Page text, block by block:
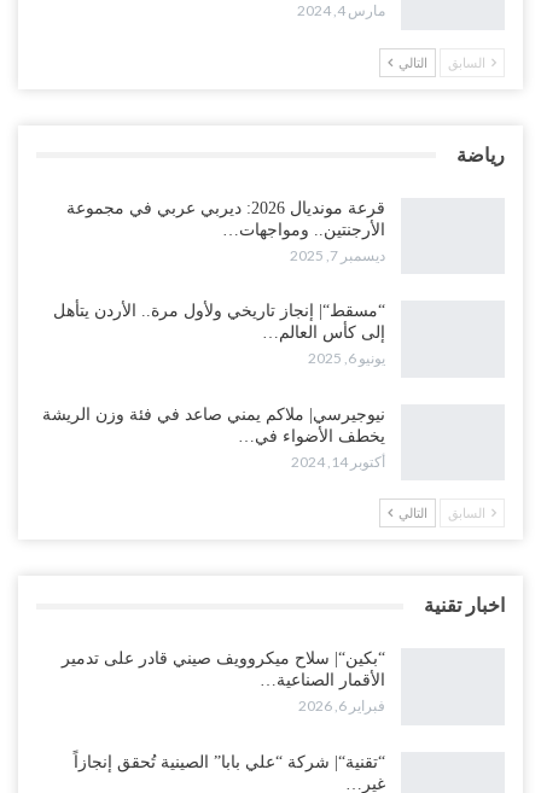
مارس 4, 2024
السابق التالي
رياضة
قرعة مونديال 2026: ديربي عربي في مجموعة
الأرجنتين.. ومواجهات…
ديسمبر 7, 2025
“مسقط“| إنجاز تاريخي ولأول مرة.. الأردن يتأهل
إلى كأس العالم…
يونيو 6, 2025
نيوجيرسي| ملاكم يمني صاعد في فئة وزن الريشة
يخطف الأضواء في…
أكتوبر 14, 2024
السابق التالي
اخبار تقنية
“بكين“| سلاح ميكروويف صيني قادر على تدمير
الأقمار الصناعية…
فبراير 6, 2026
“تقنية“| شركة “علي بابا” الصينية تُحقق إنجازاً
غير…